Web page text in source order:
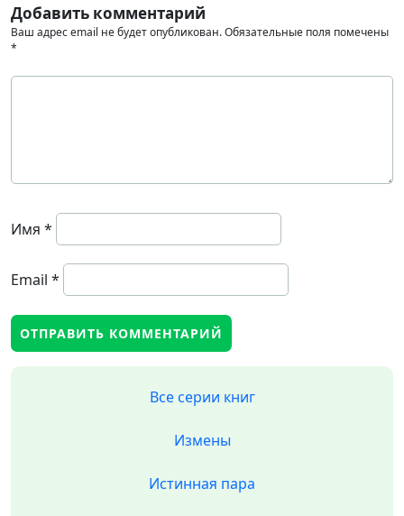
Добавить комментарий
Ваш адрес email не будет опубликован.Обязательные поля помечены
*
Имя *
Email *
Все серии книг
Измены
Истинная пара